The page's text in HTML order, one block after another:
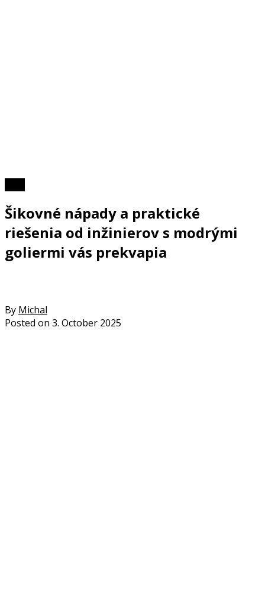
Šikovné nápady a praktické
riešenia od inžinierov s modrými
goliermi vás prekvapia
By Michal
Posted on 3. October 2025